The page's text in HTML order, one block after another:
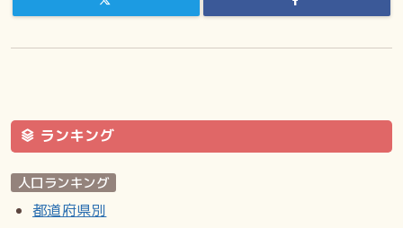
ランキング
人口ランキング
都道府県別